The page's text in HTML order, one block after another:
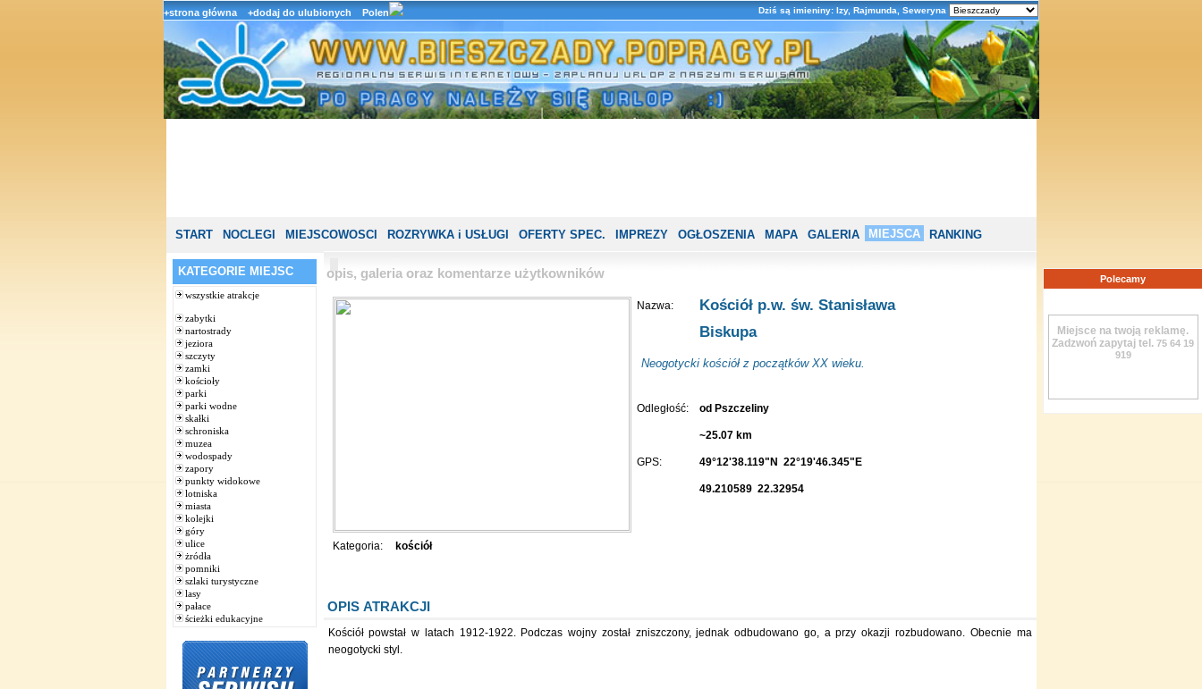
+strona główna +dodaj do ulubionych Polen Dziś są imieniny: Izy, Rajmunda, Seweryna
START NOCLEGI MIEJSCOWOSCI ROZRYWKA i USŁUGI OFERTY SPEC. IMPREZY OGŁOSZENIA MAPA GALERIA MIEJSCA RANKING
KATEGORIE MIEJSC
wszystkie atrakcje
zabytki
nartostrady
jeziora
szczyty
zamki
kościoły
parki
parki wodne
skałki
schroniska
muzea
wodospady
zapory
punkty widokowe
lotniska
miasta
kolejki
góry
ulice
żródła
pomniki
szlaki turystyczne
lasy
pałace
ścieżki edukacyjne
opis, galeria oraz komentarze użytkowników
Nazwa:
Kościół p.w. św. Stanisława
Biskupa
Neogotycki kościół z początków XX wieku.
Odległość: od Pszczeliny
~25.07 km
GPS: 49°12'38.119"N 22°19'46.345"E
49.210589 22.32954
Kategoria: kościół
OPIS ATRAKCJI
Kościół powstał w latach 1912-1922. Podczas wojny został zniszczony, jednak odbudowano go, a przy okazji rozbudowano. Obecnie ma
neogotycki styl.
Polecamy
Miejsce na twoją reklamę.
Zadzwoń zapytaj tel. 75 64 19
919